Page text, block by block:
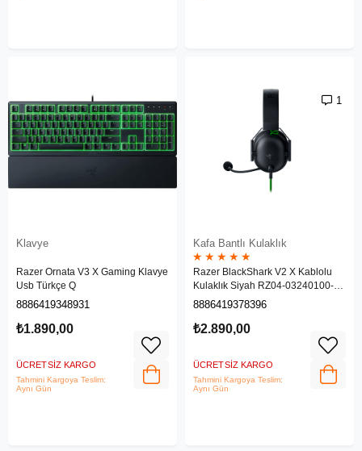
Klavye
Razer Ornata V3 X Gaming Klavye
Usb Türkçe Q
8886419348931
₺1.890,00
ÜCRETSIZ KARGO
Tahmini Kargoya Teslim:
Aynı Gün
Kafa Bantlı Kulaklık
★ ★ ★ ★ ★
Razer BlackShark V2 X Kablolu
Kulaklık Siyah RZ04-03240100-
R3M1
1
8886419378396
₺2.890,00
ÜCRETSIZ KARGO
Tahmini Kargoya Teslim:
Aynı Gün